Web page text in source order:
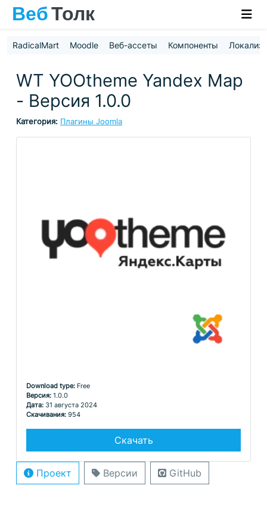
RadicalMart Moodle Веб-ассеты Компоненты
WT YOOtheme Yandex Map
- Версия 1.0.0
Категория: Плагины Joomla
Download type: Free
Версия: 1.0.0
Дата: 31 августа 2024
Скачивания: 954
Скачать
Проект Версии GitHub